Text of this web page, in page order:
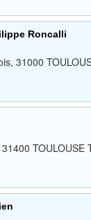
Roncalli
31000
TOULOUSE